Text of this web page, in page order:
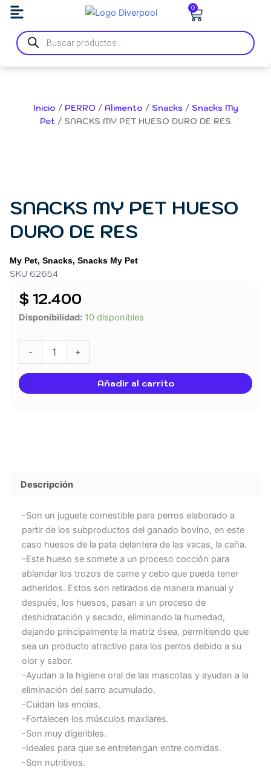
contenido
0
Carrito
Búsqueda
de
productos
Inicio / PERRO / Alimento / Snacks / Snacks My
Pet / SNACKS MY PET HUESO DURO DE RES
SNACKS MY PET HUESO
DURO DE RES
My Pet, Snacks, Snacks My Pet
SKU 62654
$12.400
Disponibilidad: 10 disponibles
-
SNACKS
PET
HUESO
DURO
DE
RES
+
Añadir al carrito
Descripción
-Son un juguete comestible para perros elaborado a
partir de los subproductos del ganado bovino, en este
caso huesos de la pata delantera de las vacas, la caña.
-Este hueso se somete a un proceso cocción para
ablandar los trozos de carne y cebo que pueda tener
adheridos. Estos son retirados de manera manual y
después, los huesos, pasan a un proceso de
deshidratación y secado, eliminando la humedad,
dejando principalmente la matriz ósea, permitiendo que
sea un producto atractivo para los perros debido a su
olor y sabor.
-Ayudan a la higiene oral de las mascotas y ayudan a la
eliminación del sarro acumulado.
-Cuidan las encías.
-Fortalecen los músculos maxilares.
-Son muy digeribles.
-Ideales para que se entretengan entre comidas.
-Son nutritivos.